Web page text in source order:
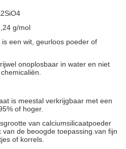
g/mol
een wit, geurloos poeder of
onoplosbaar in water en niet
is meestal verkrijgbaar met een
of hoger.
van calciumsilicaatpoeder
van de beoogde toepassing.van fijn
of korrels.